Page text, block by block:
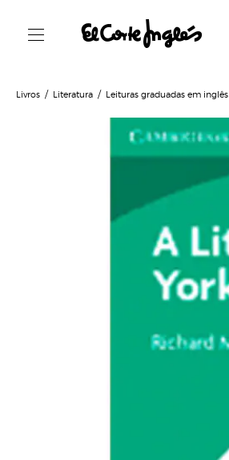
Livros Literatura Leituras graduadas em inglês